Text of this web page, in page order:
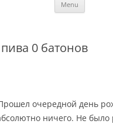
Menu
0 батонов
очередной день
ничего. Не было